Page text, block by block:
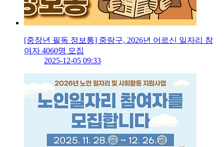
[중장년 필독 정보통] 중랑구, 2026년 어르신 일자리 참
여자 4060명 모집
2025-12-05 09:33